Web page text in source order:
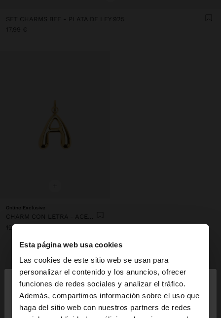
Esta página web usa cookies
Las cookies de este sitio web se usan para
personalizar el contenido y los anuncios, ofrecer
funciones de redes sociales y analizar el tráfico.
Además, compartimos información sobre el uso que
haga del sitio web con nuestros partners de redes
hola
Estás accediendo a la web de España. ¿Quieres ir a
SET CHARMS BFF - PLATA DE LEY 925
17,99 €
+
Online Exclusive
CHARM CON LETRA - ACERO INOXIDABLE
12,99 €
INSPÍRATE
Descubre nuevas ideas de styling y
explora nuestra nueva colección.